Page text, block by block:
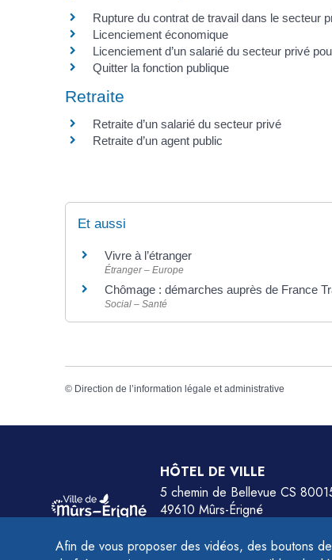
Afin de vous proposer des vidéos, des boutons
Rupture du contrat de travail dans le secteur
Licenciement économique
Licenciement d’un salarié du secteur privé
Quitter la fonction publique
Retraite
Retraite d’un salarié du secteur privé
Retraite d’un agent public
Et aussi
Vivre à l’étranger
Étranger – Europe
Chômage : démarches auprès de France
Social – Santé
© Direction de l’information légale et administrative
HÔTEL DE VILLE
5 chemin de Bellevue CS
49610 Mûrs-Érigné